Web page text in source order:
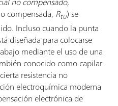
compensada, Rtu) se
Incluso cuando la punta
diseñada para colocarse
mediante el uso de una
conocido como capilar
resistencia no
electroquímica moderna
electrónica de